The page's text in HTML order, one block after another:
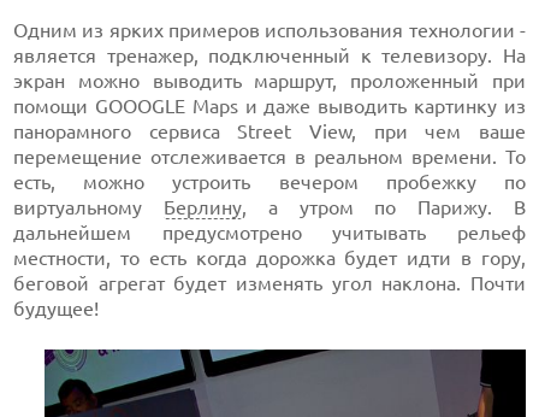
Одним из ярких примеров использования технологии -
является тренажер, подключенный к телевизору. На
экран можно выводить маршрут, проложенный при
помощи GOOOGLE Maps и даже выводить картинку из
панорамного сервиса Street View, при чем ваше
перемещение отслеживается в реальном времени. То
есть, можно устроить вечером пробежку по
виртуальному Берлину, а утром по Парижу. В
дальнейшем предусмотрено учитывать рельеф
местности, то есть когда дорожка будет идти в гору,
беговой агрегат будет изменять угол наклона. Почти
будущее!